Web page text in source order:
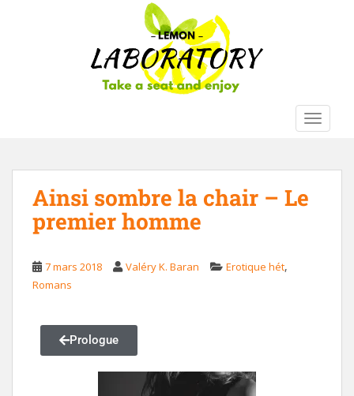
Ainsi sombre la chair – Le
premier homme
7 mars 2018 Valéry K. Baran Erotique hét,
Romans
Prologue